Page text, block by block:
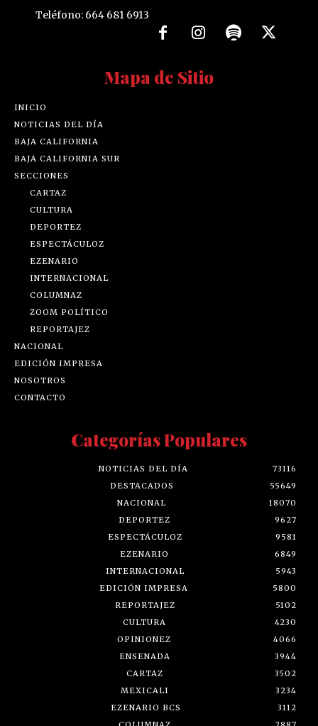
Teléfono: 664 681 6913
Mapa de Sitio
INICIO
NOTICIAS DEL DÍA
BAJA CALIFORNIA
BAJA CALIFORNIA SUR
SECCIONES
CARTAZ
CULTURA
DEPORTEZ
ESPECTÁCULOZ
EZENARIO
INTERNACIONAL
COLUMNAZ
ZOOM POLÍTICO
REPORTAJEZ
NACIONAL
EDICIÓN IMPRESA
NOSOTROS
CONTACTO
Categorías Populares
NOTICIAS DEL DÍA
73116
DESTACADOS
55649
NACIONAL
18070
DEPORTEZ
9627
ESPECTÁCULOZ
9581
EZENARIO
6849
INTERNACIONAL
5943
EDICIÓN IMPRESA
5800
REPORTAJEZ
5102
CULTURA
4230
OPINIONEZ
4066
ENSENADA
3944
CARTAZ
3502
MEXICALI
3234
EZENARIO BCS
3112